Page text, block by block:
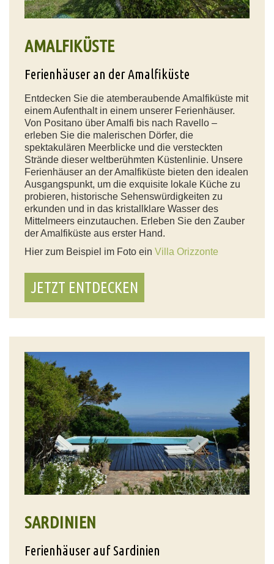
AMALFIKÜSTE
Ferienhäuser an der Amalfiküste
Entdecken Sie die atemberaubende Amalfiküste mit
einem Aufenthalt in einem unserer Ferienhäuser.
Von Positano über Amalfi bis nach Ravello –
erleben Sie die malerischen Dörfer, die
spektakulären Meerblicke und die versteckten
Strände dieser weltberühmten Küstenlinie. Unsere
Ferienhäuser an der Amalfiküste bieten den idealen
Ausgangspunkt, um die exquisite lokale Küche zu
probieren, historische Sehenswürdigkeiten zu
erkunden und in das kristallklare Wasser des
Mittelmeers einzutauchen. Erleben Sie den Zauber
der Amalfiküste aus erster Hand.
Hier zum Beispiel im Foto ein Villa Orizzonte
JETZT ENTDECKEN
SARDINIEN
Ferienhäuser auf Sardinien